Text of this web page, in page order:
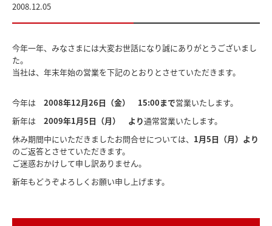
2008.12.05
今年一年、みなさまには大変お世話になり誠にありがとうございまし
た。
当社は、年末年始の営業を下記のとおりとさせていただきます。
今年は 2008年12月26日（金） 15:00まで営業いたします。
新年は 2009年1月5日（月） より通常営業いたします。
休み期間中にいただきましたお問合せについては、 1月5日（月）より
のご返答とさせていただきます。
ご迷惑おかけして申し訳ありません。
新年もどうぞよろしくお願い申し上げます。